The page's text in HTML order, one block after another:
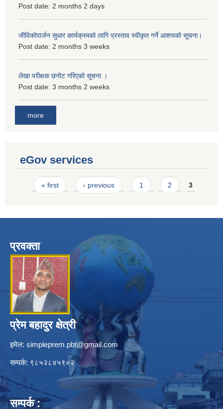
Post date: 2 months 2 days
जीविकोपार्जन सुधार कार्यक्रमको लागि प्रस्ताव स्वीकृत गर्ने आशयको सूचना।
Post date: 2 months 3 weeks
लेखा परीक्षक छनोट गरिएको सूचना ।
Post date: 3 months 2 weeks
more
eGov services
Pages
« first ‹ previous 1 2 3
प्रवक्ता
प्रेम बहादुर क्षेत्री
इमेल: simpleprem.pbt@gmail.com
सम्पर्क: ९८५२८४५९०२
सम्पर्क :